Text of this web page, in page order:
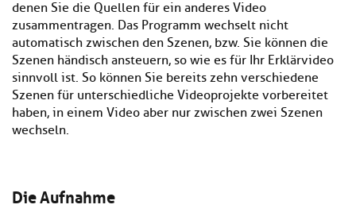
denen Sie die Quellen für ein anderes Video
zusammentragen. Das Programm wechselt nicht
automatisch zwischen den Szenen, bzw. Sie können die
Szenen händisch ansteuern, so wie es für Ihr Erklärvideo
sinnvoll ist. So können Sie bereits zehn verschiedene
Szenen für unterschiedliche Videoprojekte vorbereitet
haben, in einem Video aber nur zwischen zwei Szenen
wechseln.
Die Aufnahme